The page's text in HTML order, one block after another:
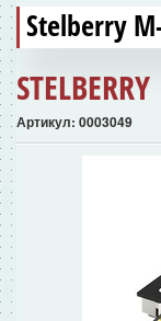
Stelberry
STELBERRY
Артикул: 0003049